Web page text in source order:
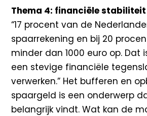
Thema 4: financiële stabiliteit
“17 procent van de
spaarrekening en bij 20
minder dan 1000 euro op. Dat
een stevige financiële
verwerken.” Het bufferen en
spaargeld is een onderwerp
belangrijk vindt. Wat kan de